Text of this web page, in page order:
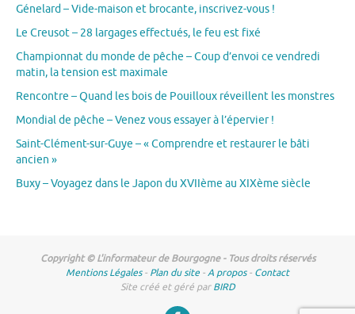
Génelard – Vide-maison et brocante, inscrivez-vous !
Le Creusot – 28 largages effectués, le feu est fixé
Championnat du monde de pêche – Coup d’envoi ce vendredi
matin, la tension est maximale
Rencontre – Quand les bois de Pouilloux réveillent les monstres
Mondial de pêche – Venez vous essayer à l’épervier !
Saint-Clément-sur-Guye – « Comprendre et restaurer le bâti
ancien »
Buxy – Voyagez dans le Japon du XVIIème au XIXème siècle
Copyright © L'informateur de Bourgogne - Tous droits réservés
Mentions Légales- Plan du site -A propos- Contact
Site créé et géré parBIRD